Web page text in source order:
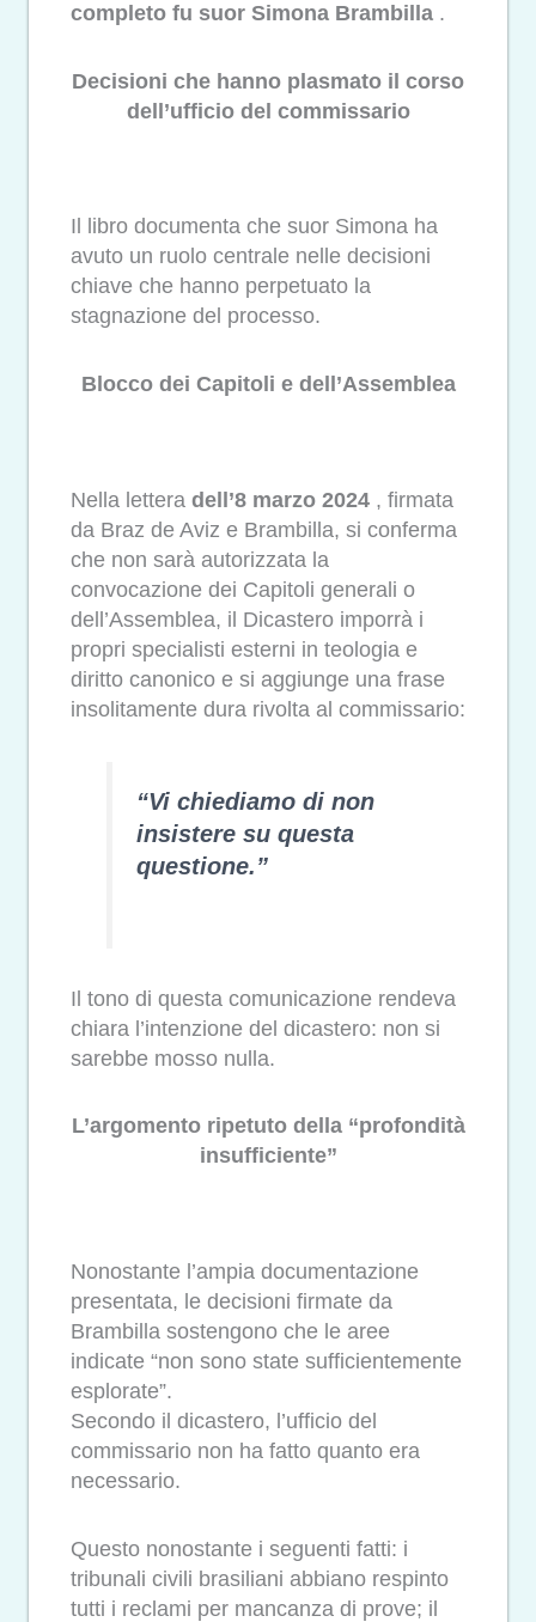
completo fu suor Simona Brambilla .
Decisioni che hanno plasmato il corso
dell’ufficio del commissario
Il libro documenta che suor Simona ha
avuto un ruolo centrale nelle decisioni
chiave che hanno perpetuato la
stagnazione del processo.
Blocco dei Capitoli e dell’Assemblea
Nella lettera dell’8 marzo 2024 , firmata
da Braz de Aviz e Brambilla, si conferma
che non sarà autorizzata la
convocazione dei Capitoli generali o
dell’Assemblea, il Dicastero imporrà i
propri specialisti esterni in teologia e
diritto canonico e si aggiunge una frase
insolitamente dura rivolta al commissario:
“Vi chiediamo di non
insistere su questa
questione.”
Il tono di questa comunicazione rendeva
chiara l’intenzione del dicastero: non si
sarebbe mosso nulla.
L’argomento ripetuto della “profondità
insufficiente”
Nonostante l’ampia documentazione
presentata, le decisioni firmate da
Brambilla sostengono che le aree
indicate “non sono state sufficientemente
esplorate”.
Secondo il dicastero, l’ufficio del
commissario non ha fatto quanto era
necessario.
Questo nonostante i seguenti fatti: i
tribunali civili brasiliani abbiano respinto
tutti i reclami per mancanza di prove; il